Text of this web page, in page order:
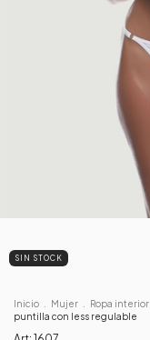
SIN STOCK
Inicio Mujer Ropa interior
puntilla con less regulable